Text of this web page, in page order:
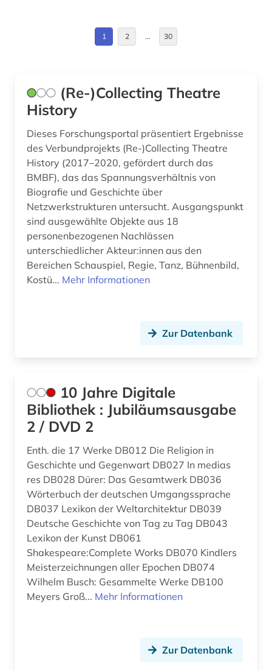
ausstellung (1)
avantgarde (1)
bauhaus (1)
bedarfsforschung (1)
beeinträchtigung (1)
behinderung (1)
belgien (1)
ben (1)
berliner nationaltheater (1)
bern (1)
bernard (1)
bestandsverzeichnis (1)
betriebsführung (1)
betriebsorganisation (1)
betriebswirtschaftslehre (1)
Island (1)
Israel (5)
Italien (6)
Japan (2)
Kanada (7)
Kroatien (1)
Nordamerika (8)
Norwegen (1)
Oesterreich (21)
Osmanisches Reich (1)
Ostasien (2)
Osteuropa (3)
Ostmitteleuropa (1)
Palaestina (2)
Polen (5)
Russland, Sowjetunion (11)
1 2 … 30
(Re-)Collecting Theatre
History
Dieses Forschungsportal präsentiert Ergebnisse
des Verbundprojekts (Re-)Collecting Theatre
History (2017–2020, gefördert durch das
BMBF), das das Spannungsverhältnis von
Biografie und Geschichte über
Netzwerkstrukturen untersucht. Ausgangspunkt
sind ausgewählte Objekte aus 18
personenbezogenen Nachlässen
unterschiedlicher Akteur:innen aus den
Bereichen Schauspiel, Regie, Tanz, Bühnenbild,
Kostü... Mehr Informationen
Zur Datenbank
10 Jahre Digitale
Bibliothek : Jubiläumsausgabe
2 / DVD 2
Enth. die 17 Werke DB012 Die Religion in
Geschichte und Gegenwart DB027 In medias
res DB028 Dürer: Das Gesamtwerk DB036
Wörterbuch der deutschen Umgangssprache
DB037 Lexikon der Weltarchitektur DB039
Deutsche Geschichte von Tag zu Tag DB043
Lexikon der Kunst DB061
Shakespeare:Complete Works DB070 Kindlers
Meisterzeichnungen aller Epochen DB074
Wilhelm Busch: Gesammelte Werke DB100
Meyers Groß... Mehr Informationen
Zur Datenbank